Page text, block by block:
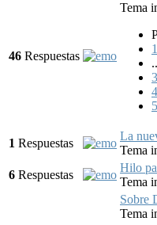
46 Respuestas
Tema
1
3
4
5
1 Respuestas
La
Tema
6 Respuestas
Hilo
Tema
Sobre
Tema